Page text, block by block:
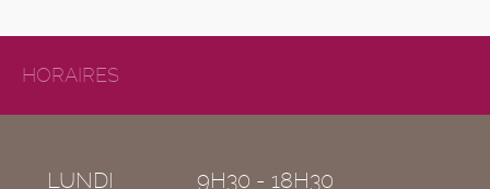
HORAIRES
LUNDI
9H30 - 18H30